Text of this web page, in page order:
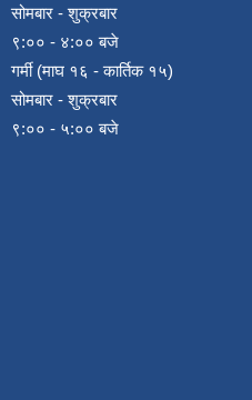
सोमबार - शुक्रबार
९:०० - ४:०० बजे
गर्मी (माघ १६ - कार्तिक १५)
सोमबार - शुक्रबार
९:०० - ५:०० बजे